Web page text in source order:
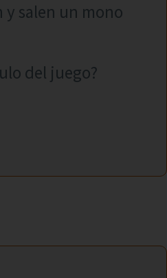
y salen un mono
del juego?